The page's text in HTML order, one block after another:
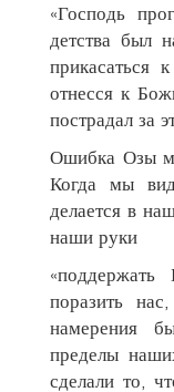
«Господь
детства был
прикасаться
отнесся к
пострадал за
Ошибка Озы
Когда мы
делается в
наши руки
«поддержать
поразить
намерения
пределы
сделали то,